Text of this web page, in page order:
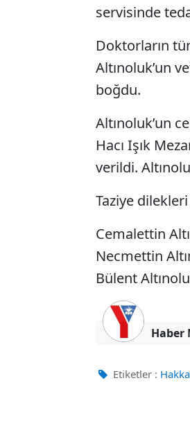
servisinde
Doktorların
Altınoluk’un
boğdu.
Altınoluk’un
Hacı Işık
verildi.
Taziye
Cemalettin
Necmettin
Bülent
Haber
Etiketler :